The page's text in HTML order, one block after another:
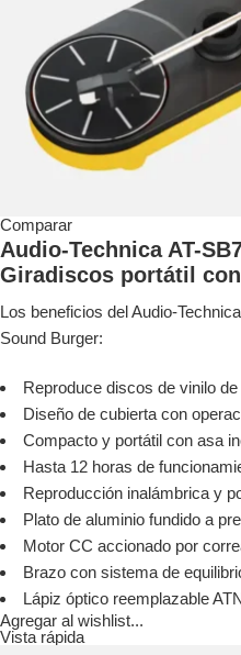
Comparar
Audio-Technica AT-
Giradiscos portátil
Los beneficios del Audio-
Sound Burger:
Reproduce discos de vinilo
Diseño de cubierta con
Compacto y portátil con asa
Hasta 12 horas de
Reproducción inalámbrica y
Plato de aluminio fundido a
Motor CC accionado por
Brazo con sistema de
Lápiz óptico reemplazable
Agregar al wishlist...
Vista rápida